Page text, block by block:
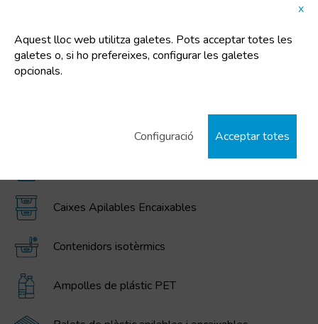
Contenidors IBC / GRG, bidons, cubells, i dipòsits
de polietilè
Contenidors escombraries i residus
Caixes Apilables Encaixables
Contenidors isotèrmics
Ampolles de plástic PET
Aquest lloc web utilitza galetes. Pots acceptar totes les
galetes o, si ho prefereixes, configurar les galetes
opcionals.
x
Acceptar totes
Configuració